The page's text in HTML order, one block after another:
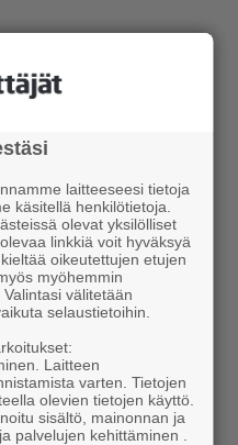
Match
entrepreneurs to
football match on
laitteeseesi tietoja
käsitellä henkilötietoja.
olevat yksilölliset
linkkiä voit hyväksyä
oikeutettujen etujen
myöhemmin
välitetään
selaustietoihin.
Laitteen
varten. Tietojen
olevien tietojen käyttö.
sisältö, mainonnan ja
palvelujen kehittäminen .